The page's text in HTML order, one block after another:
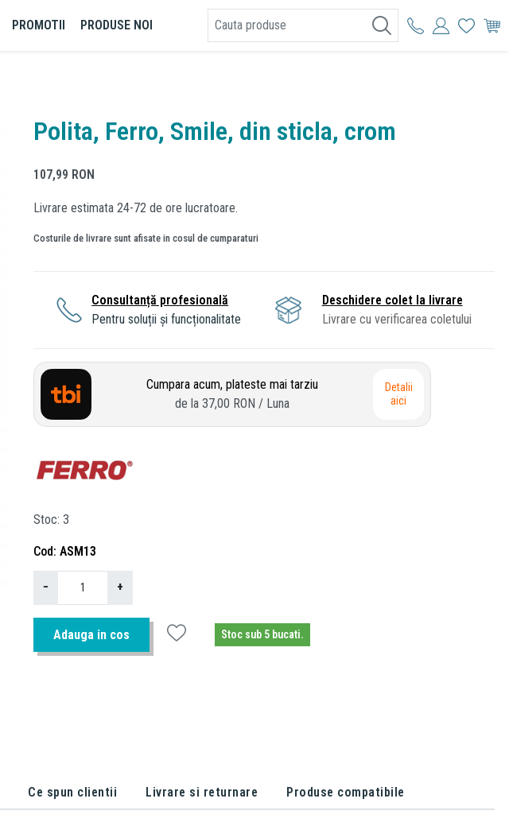
PROMOTII PRODUSE NOI
Polita, Ferro, Smile, din sticla, crom
107,99 RON
Livrare estimata 24-72 de ore lucratoare.
Costurile de livrare sunt afisate in cosul de cumparaturi
Consultanță profesională
Pentru soluții și funcționalitate
Deschidere colet la livrare
Livrare cu verificarea coletului
Cumpara acum, plateste mai tarziu
de la 37,00 RON / Luna
Detalii
aici
Stoc 3
Cod ASM13
− +
Adauga in cos Stoc sub 5 bucati.
Ce spun clientii Livrare si returnare Produse compatibile